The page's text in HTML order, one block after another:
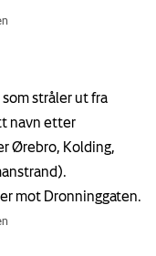
stråler ut fra
navn etter
Ørebro, Kolding,
mot Dronninggaten.